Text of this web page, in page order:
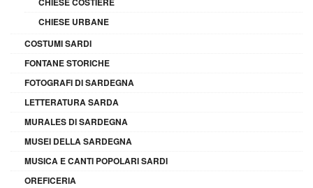
CHIESE URBANE
COSTUMI SARDI
FONTANE STORICHE
FOTOGRAFI DI SARDEGNA
LETTERATURA SARDA
MURALES DI SARDEGNA
MUSEI DELLA SARDEGNA
MUSICA E CANTI POPOLARI SARDI
OREFICERIA